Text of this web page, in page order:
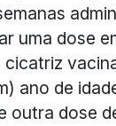
uma dose
cicatriz
ano de
outra dose